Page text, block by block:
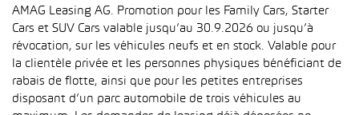
AMAG Leasing AG. Promotion pour les Family Cars, Starter
Cars et SUV Cars valable jusqu’au 30.9.2026 ou jusqu’à
révocation, sur les véhicules neufs et en stock. Valable pour
la clientèle privée et les personnes physiques bénéficiant de
rabais de flotte, ainsi que pour les petites entreprises
disposant d’un parc automobile de trois véhicules au